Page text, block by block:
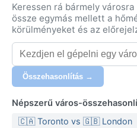
nedves. A délnyugati
hatalmas csapadékot hoz, a
folyamatosan zuhogó esőt
februárig, enyhébb és
nappalokkal. A páratartalom
magas. Pakolásnál a könnyű,
pamutruházat az alap, a
Keressen rá bármely
össze egymás mellett a
körülményeket és az
Összehasonlítás →
Népszerű város-
🇨🇦 Toronto vs 🇬🇧 London